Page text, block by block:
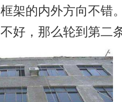
架的内外方向不错
好，那么轮到第二